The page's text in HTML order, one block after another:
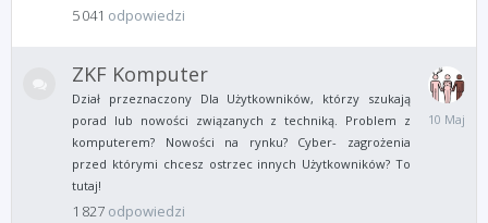
5 041 odpowiedzi
ZKF Komputer
Dział przeznaczony Dla Użytkowników, którzy szukają
porad lub nowości związanych z techniką. Problem z
komputerem? Nowości na rynku? Cyber- zagrożenia
przed którymi chcesz ostrzec innych Użytkowników? To
tutaj!
1 827 odpowiedzi
10